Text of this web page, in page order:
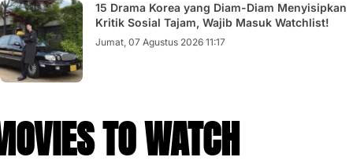
15 Drama Korea yang Diam-Diam Menyisipkan
Kritik Sosial Tajam, Wajib Masuk Watchlist!
Jumat, 07 Agustus 2026 11:17
TO WATCH